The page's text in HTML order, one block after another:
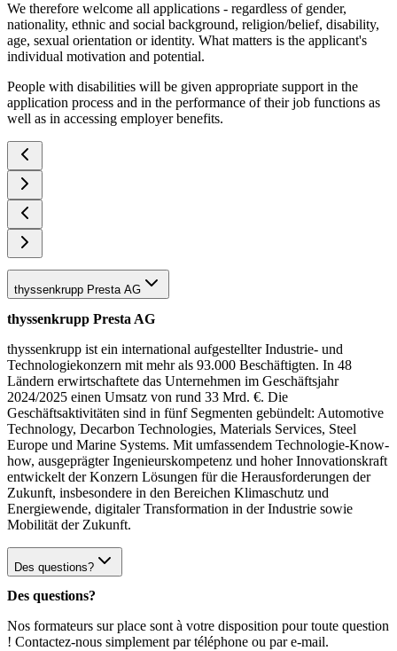
We therefore welcome all applications - regardless of gender,
nationality, ethnic and social background, religion/belief, disability,
age, sexual orientation or identity. What matters is the applicant's
individual motivation and potential.
People with disabilities will be given appropriate support in the
application process and in the performance of their job functions as
well as in accessing employer benefits.
thyssenkrupp Presta AG
thyssenkrupp Presta AG
thyssenkrupp ist ein international aufgestellter Industrie- und
Technologiekonzern mit mehr als 93.000 Beschäftigten. In 48
Ländern erwirtschaftete das Unternehmen im Geschäftsjahr
2024/2025 einen Umsatz von rund 33 Mrd. €. Die
Geschäftsaktivitäten sind in fünf Segmenten gebündelt: Automotive
Technology, Decarbon Technologies, Materials Services, Steel
Europe und Marine Systems. Mit umfassendem Technologie-Know-
how, ausgeprägter Ingenieurskompetenz und hoher Innovationskraft
entwickelt der Konzern Lösungen für die Herausforderungen der
Zukunft, insbesondere in den Bereichen Klimaschutz und
Energiewende, digitaler Transformation in der Industrie sowie
Mobilität der Zukunft.
Des questions?
Des questions?
Nos formateurs sur place sont à votre disposition pour toute question
! Contactez-nous simplement par téléphone ou par e-mail.